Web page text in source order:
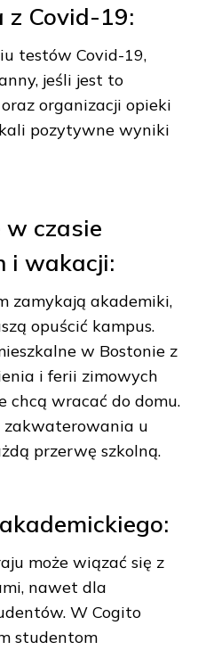
z Covid-19:
testów Covid-19,
jeśli jest to
organizacji opieki
pozytywne wyniki
czasie
i wakacji:
zamykają akademiki,
opuścić kampus.
w Bostonie z
i ferii zimowych
chcą wracać do domu.
zakwaterowania u
przerwę szkolną.
może wiązać się z
nawet dla
W Cogito
studentom